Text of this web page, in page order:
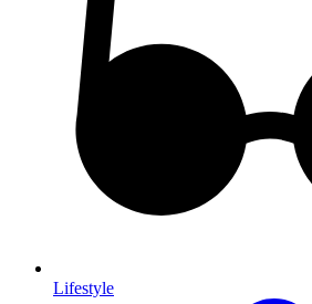
Lifestyle